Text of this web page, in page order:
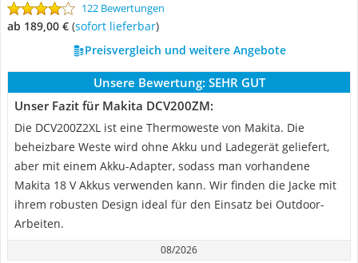
122 Bewertungen
ab 189,00 € ( Sofort lieferbar)
Preisvergleich und weitere Angebote
Unsere Bewertung: SEHR GUT
Unser Fazit für Makita DCV200ZM:
Die DCV200Z2XL ist eine Thermoweste von Makita. Die
beheizbare Weste wird ohne Akku und Ladegerät geliefert,
aber mit einem Akku-Adapter, sodass man vorhandene
Makita 18 V Akkus verwenden kann. Wir finden die Jacke mit
ihrem robusten Design ideal für den Einsatz bei Outdoor-
Arbeiten.
08/2026